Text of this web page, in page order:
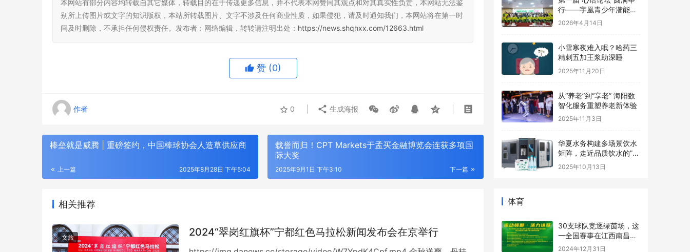
本网站有部分内容均转载自其它媒体，转载目的在于传递更多信息，并不代表本网赞同其观点和对其真实性负责，本网站无法鉴
别所上传图片或文字的知识版权，本站所转载图片、文字不涉及任何商业性质，如果侵犯，请及时通知我们，本网站将在第一时
间及时删除，不承担任何侵权责任。发布者：网络编辑，转转请注明出处： https://news.shqhxx.com/12663.html
赞 (0)
作者 0 生成海报
棒垒就是威腾 | 重磅签约，中国棒球协会人造草供应商
上一篇 2025年8月28日 下午5:04
载誉而归！CPT Markets于孟买金融博览会连获多项国
际大奖
下一篇
2025年9月1日 下午3:10
相关推荐
文旅 2024“翠岗红旗杯”宁都红色马拉松新闻发布会在京举行
行——宇凰青少年潜能成
长基地协办，助力青少年
心理健康事业
2026年4月14日
小雪寒夜难入眠？哈药三
精刺五加王浆助深睡
2025年11月20日
从“养老”到“享老” 海阳数
智化服务重塑养老新体验
2025年11月3日
华夏水务构建多场景饮水
矩阵，走近品质饮水的”最
后一米“
2025年10月13日
体育
30支球队竞逐绿茵场，这
一全国赛事在江西南昌进
贤县开赛
2024年12月31日